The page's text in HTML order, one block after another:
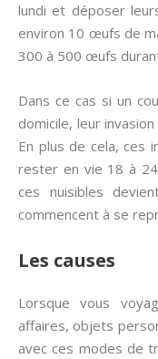
lundi et déposer
environ 10 œufs de
300 à 500 œufs
Dans ce cas si un
domicile, leur
En plus de cela, ces
rester en vie 18 à
ces nuisibles
commencent à se
Les causes
Lorsque vous
affaires, objets
avec ces modes de